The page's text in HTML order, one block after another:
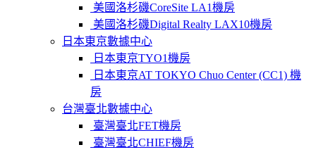
美國洛杉磯CoreSite LA1機房
美國洛杉磯Digital Realty LAX10機房
日本東京數據中心
日本東京TYO1機房
日本東京AT TOKYO Chuo Center (CC1) 機
房
台灣臺北數據中心
臺灣臺北FET機房
臺灣臺北CHIEF機房